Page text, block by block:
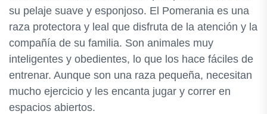
su pelaje suave y esponjoso. El Pomerania es una
raza protectora y leal que disfruta de la atención y la
compañía de su familia. Son animales muy
inteligentes y obedientes, lo que los hace fáciles de
entrenar. Aunque son una raza pequeña, necesitan
mucho ejercicio y les encanta jugar y correr en
espacios abiertos.